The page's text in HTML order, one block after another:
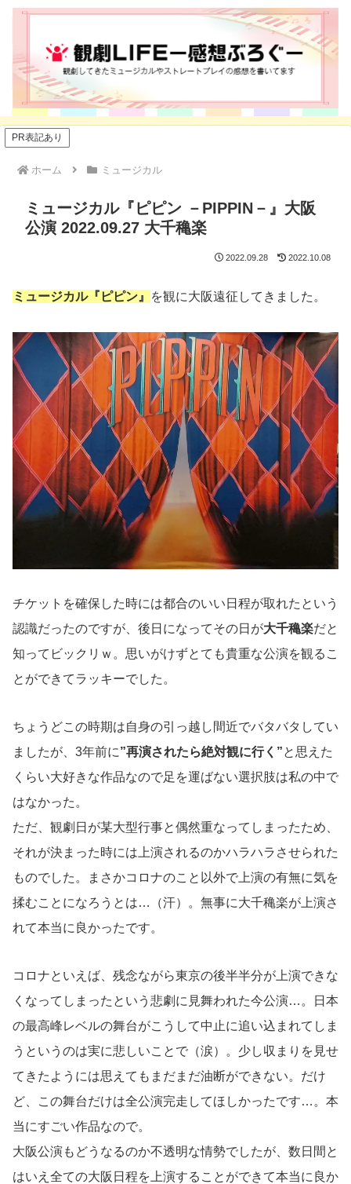
PR表記あり
ホーム ミュージカル
ミュージカル『ピピン －PIPPIN－』大阪
公演 2022.09.27 大千穐楽
2022.09.28 2022.10.08
ミュージカル『ピピン』 を観に大阪遠征してきました。
チケットを確保した時には都合のいい日程が取れたという
認識だったのですが、後日になってその日が大千穐楽だと
知ってビックリｗ。思いがけずとても貴重な公演を観るこ
とができてラッキーでした。
ちょうどこの時期は自身の引っ越し間近でバタバタしてい
ましたが、3年前に”再演されたら絶対観に行く”と思えた
くらい大好きな作品なので足を運ばない選択肢は私の中で
はなかった。
ただ、観劇日が某大型行事と偶然重なってしまったため、
それが決まった時には上演されるのかハラハラさせられた
ものでした。まさかコロナのこと以外で上演の有無に気を
揉むことになろうとは…（汗）。無事に大千穐楽が上演さ
れて本当に良かったです。
コロナといえば、残念ながら東京の後半半分が上演できな
くなってしまったという悲劇に見舞われた今公演…。日本
の最高峰レベルの舞台がこうして中止に追い込まれてしま
うというのは実に悲しいことで（涙）。少し収まりを見せ
てきたようには思えてもまだまだ油断ができない。だけ
ど、この舞台だけは全公演完走してほしかったです…。本
当にすごい作品なので。
大阪公演もどうなるのか不透明な情勢でしたが、数日間と
はいえ全ての大阪日程を上演することができて本当に良か